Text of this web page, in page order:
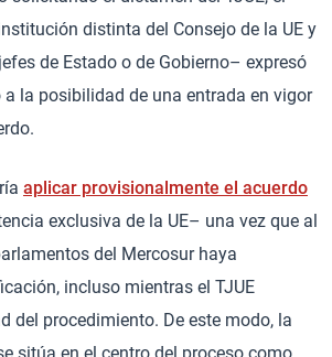
distinta del Consejo de la UE y
de Estado o de Gobierno– expresó
la posibilidad de una entrada en vigor
aplicar provisionalmente el acuerdo
exclusiva de la UE– una vez que al
del Mercosur haya
incluso mientras el TJUE
del procedimiento. De este modo, la
sitúa en el centro del proceso como